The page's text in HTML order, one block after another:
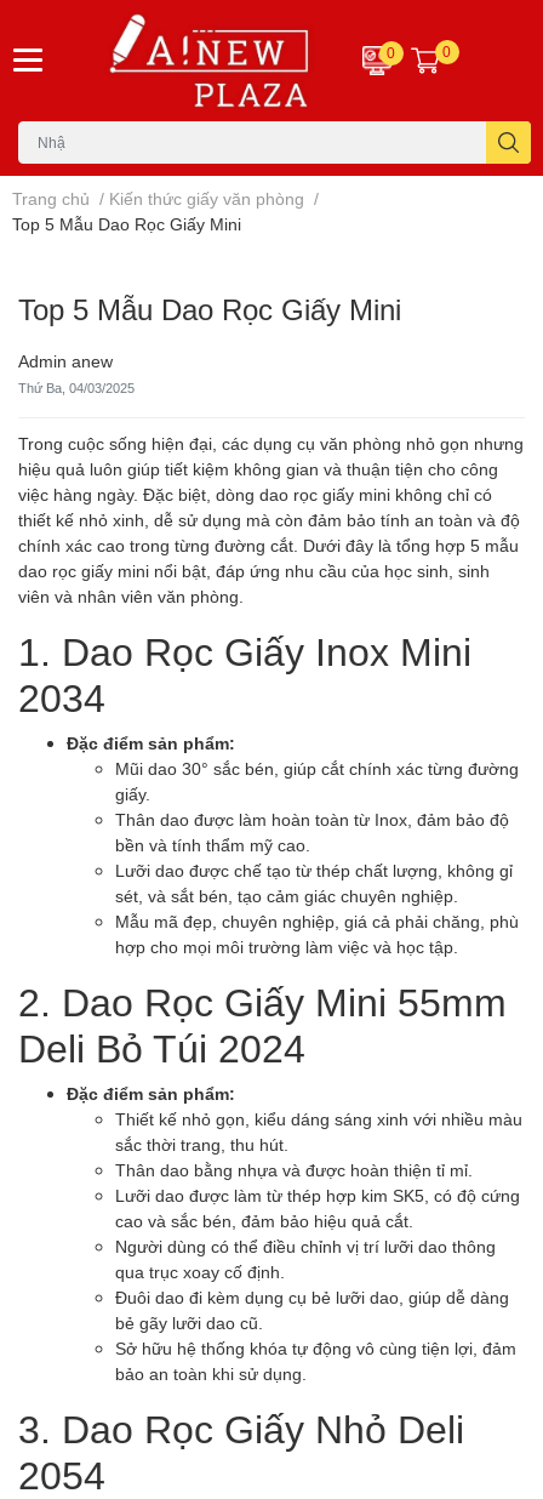
0 0
Trang chủ / Kiến thức giấy văn phòng /
Top 5 Mẫu Dao Rọc Giấy Mini
Top 5 Mẫu Dao Rọc Giấy Mini
Admin anew
Thứ Ba, 04/03/2025
Trong cuộc sống hiện đại, các dụng cụ văn phòng nhỏ gọn nhưng
hiệu quả luôn giúp tiết kiệm không gian và thuận tiện cho công
việc hàng ngày. Đặc biệt, dòng dao rọc giấy mini không chỉ có
thiết kế nhỏ xinh, dễ sử dụng mà còn đảm bảo tính an toàn và độ
chính xác cao trong từng đường cắt. Dưới đây là tổng hợp 5 mẫu
dao rọc giấy mini nổi bật, đáp ứng nhu cầu của học sinh, sinh
viên và nhân viên văn phòng.
1. Dao Rọc Giấy Inox Mini
2034
Đặc điểm sản phẩm:
Mũi dao 30° sắc bén, giúp cắt chính xác từng đường
giấy.
Thân dao được làm hoàn toàn từ Inox, đảm bảo độ
bền và tính thẩm mỹ cao.
Lưỡi dao được chế tạo từ thép chất lượng, không gỉ
sét, và sắt bén, tạo cảm giác chuyên nghiệp.
Mẫu mã đẹp, chuyên nghiệp, giá cả phải chăng, phù
hợp cho mọi môi trường làm việc và học tập.
2. Dao Rọc Giấy Mini 55mm
Deli Bỏ Túi 2024
Đặc điểm sản phẩm:
Thiết kế nhỏ gọn, kiểu dáng sáng xinh với nhiều màu
sắc thời trang, thu hút.
Thân dao bằng nhựa và được hoàn thiện tỉ mỉ.
Lưỡi dao được làm từ thép hợp kim SK5, có độ cứng
cao và sắc bén, đảm bảo hiệu quả cắt.
Người dùng có thể điều chỉnh vị trí lưỡi dao thông
qua trục xoay cố định.
Đuôi dao đi kèm dụng cụ bẻ lưỡi dao, giúp dễ dàng
bẻ gãy lưỡi dao cũ.
Sở hữu hệ thống khóa tự động vô cùng tiện lợi, đảm
bảo an toàn khi sử dụng.
3. Dao Rọc Giấy Nhỏ Deli
2054